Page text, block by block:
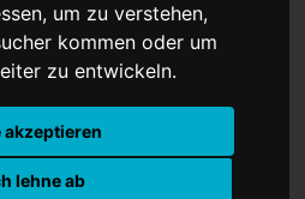
um zu verstehen,
kommen oder um
zu entwickeln.
akzeptieren
lehne ab